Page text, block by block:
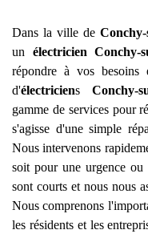
Dans la ville de
un électricien Conchy-
répondre à vos besoins
d'électriciensConchy-
gamme de services pour
s'agisse d'une simple
Nous intervenons
soit pour une urgence
sont courts et nous nous
Nous comprenons
les résidents et les